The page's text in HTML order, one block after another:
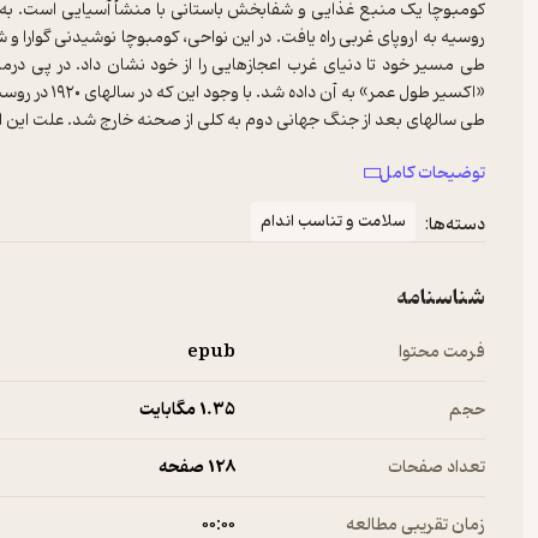
کومبوچا یک منبع غذایی و شفابخش باستانی با منشأ آسیایی است.
روسیه به اروپای غربی راه یافت. در این نواحی، کومبوچا نوشیدنی
طی مسیر خود تا دنیای غرب اعجازهایی را از خود نشان داد. در پی
«اکسیر طول
نوشیدنی معجزه‌گر شناخته شد. تحقیقات بر روی تأثیرات آن، به طور
در جوامع امروزی که غذاهای استرلیزه و هموژنیزه و نگهداری شده
جسم و روح و عواطف انسان. وقتی یک بیماری معالجه می‌شود،
یکی از مواردی که درباره کومبوچا ادعا می‌شود، تقویت سیستم
شربت حیاتبخش و گوارایی تولید می‌کند که در خانه و توسط تمام
توضیحات کامل
دسته‌ها:
سلامت و تناسب اندام
شناسنامه
فرمت محتوا epub
حجم 1.۳۵ مگابایت
تعداد صفحات 128 صفحه
زمان تقریبی مطالعه ۰۰:۰۰